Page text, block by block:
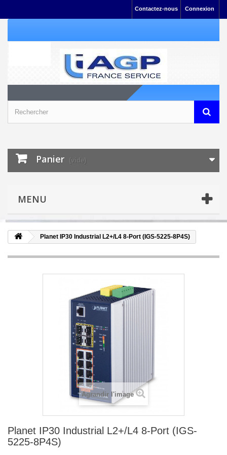
Connexion
Contactez-nous
Panier (vide)
MENU
Planet IP30 Industrial L2+/L4 8-Port (IGS-5225-8P4S)
Agrandir l'image
Planet IP30 Industrial L2+/L4 8-Port (IGS-
5225-8P4S)